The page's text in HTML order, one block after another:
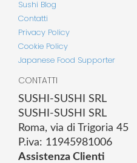
Sushi Blog
Contatti
Privacy Policy
Cookie Policy
Japanese Food Supporter
CONTATTI
SUSHI-SUSHI SRL
SUSHI-SUSHI SRL
Roma, via di Trigoria 45
P.iva: 11945981006
Assistenza Clienti